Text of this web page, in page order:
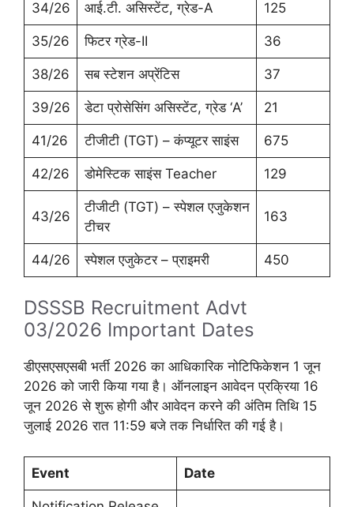
34/26 आई.टी. असिस्टेंट, ग्रेड-A 125
35/26 फिटर ग्रेड-II 36
38/26 सब स्टेशन अप्रेंटिस 37
39/26 डेटा प्रोसेसिंग असिस्टेंट, ग्रेड ‘A’ 21
41/26 टीजीटी (TGT) – कंप्यूटर साइंस 675
42/26 डोमेस्टिक साइंस Teacher 129
43/26
टीजीटी (TGT) – स्पेशल एजुकेशन
टीचर
163
44/26 स्पेशल एजुकेटर – प्राइमरी 450
DSSSB Recruitment Advt
03/2026 Important Dates
डीएसएसएसबी भर्ती 2026 का आधिकारिक नोटिफिकेशन 1 जून
2026 को जारी किया गया है। ऑनलाइन आवेदन प्रक्रिया 16
जून 2026 से शुरू होगी और आवेदन करने की अंतिम तिथि 15
जुलाई 2026 रात 11:59 बजे तक निर्धारित की गई है।
Event Date